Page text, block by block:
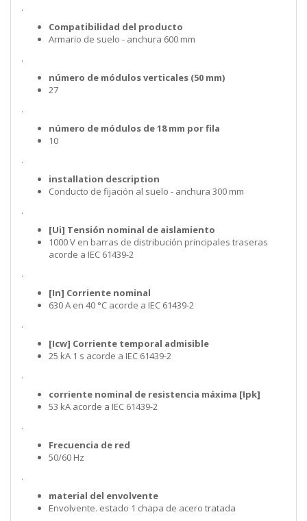
.
Compatibilidad del producto
Armario de suelo - anchura 600 mm
.
número de módulos verticales (50 mm)
27
.
número de módulos de 18 mm por fila
10
.
installation description
Conducto de fijación al suelo - anchura 300 mm
.
[Ui] Tensión nominal de aislamiento
1000 V en barras de distribución principales traseras
acorde a IEC 61439-2
.
[In] Corriente nominal
630 A en 40 °C acorde a IEC 61439-2
.
[Icw] Corriente temporal admisible
25 kA 1 s acorde a IEC 61439-2
.
corriente nominal de resistencia máxima [Ipk]
53 kA acorde a IEC 61439-2
.
Frecuencia de red
50/60 Hz
.
material del envolvente
Envolvente. estado 1 chapa de acero tratada